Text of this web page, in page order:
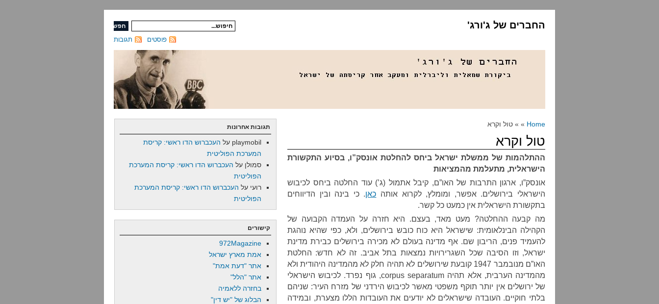
החברים של ג'ורג'
תגובות פוסטים
Home » » טול וקרא
טול וקרא
ההתלהמות של ממשלת ישראל ביחס להחלטת אונסק”ו, בסיוע התקשורת
הישראלית, מתעלמת מהמציאות
אונסק”ו, ארגון התרבות של האו”ם, קיבל אתמול (ג’) עוד החלטה ביחס לכיבוש
הישראלי בירושלים. אפשר, ומומלץ, לקרוא אותה כאן. כי בינה ובין הדיווחים
בתקשורת הישראלית אין כמעט כל קשר.
מה קבעה ההחלטה? מעט מאד, בעצם. היא חזרה על העמדה הקבועה של
הקהילה הבינלאומית: שישראל היא כוח כובש בירושלים, ולא, כפי שהיא נוהגת
להעמיד פנים, הריבון שם. אף מדינה בעולם לא מכירה בירושלים כבירת מדינת
ישראל, וזו הסיבה שכל השגרירויות נמצאות בתל אביב. זה לא חדש: החלטת
האו”ם מנובמבר 1947 קובעת שירושלים לא תהיה חלק לא מהמדינה היהודית ולא
מהמדינה הערבית, אלא תהיה corpus separatum, גוף נפרד. לכיבוש הישראלי
של ירושלים אין יותר תוקף משפטי מאשר לכיבוש הירדני של מזרח העיר: שניהם
בלתי חוקיים. העובדה שישראלים לא יודעים את העובדות הללו מצערת, ובמידה
תגובות אחרונות
playmobil על העכברוש הדו ראשי: קריסת
המערכת הפוליטית
סמולן על העכברוש הדו ראשי: קריסת המערכת
הפוליטית
רועי על העכברוש הדו ראשי: קריסת המערכת
הפוליטית
קישורים
972Magazine
אמת מארץ ישראל
אתר "דעת אמת"
אתר "הלל"
בחזרה ללאמיה
הבלוג של "יש דין"